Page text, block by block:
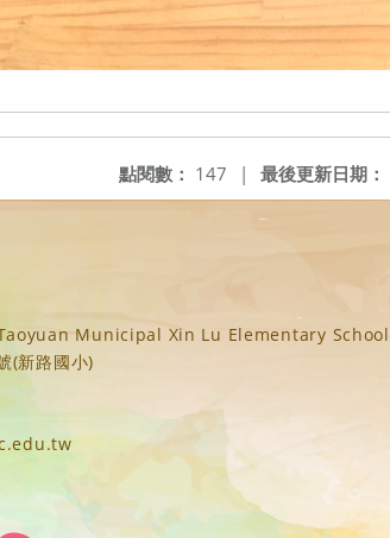
最後更新日期：
點閱數： 147 |
Taoyuan Municipal Xin Lu Elementary School
(新路國小)